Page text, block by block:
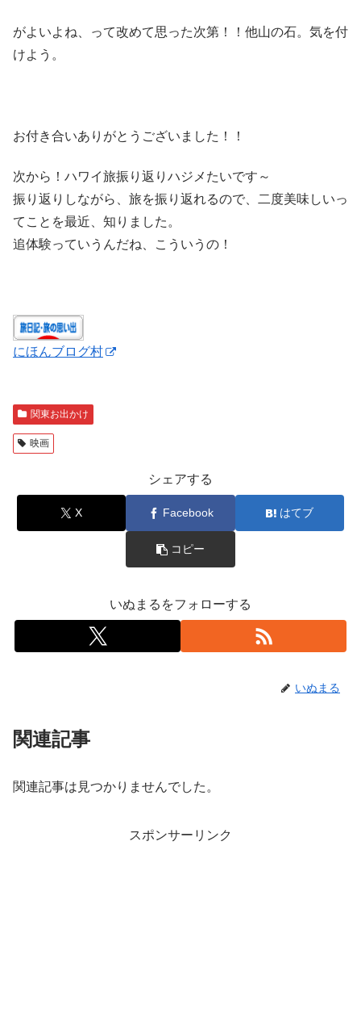
がよいよね、って改めて思った次第！！他山の石。気を付
けよう。
お付き合いありがとうございました！！
次から！ハワイ旅振り返りハジメたいです～
振り返りしながら、旅を振り返れるので、二度美味しいっ
てことを最近、知りました。
追体験っていうんだね、こういうの！
にほんブログ村
関東お出かけ
映画
シェアする
X Facebook はてブ
コピー
いぬまるをフォローする
いぬまる
関連記事
関連記事は見つかりませんでした。
スポンサーリンク